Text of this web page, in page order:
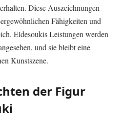
Diese Auszeichnungen
Fähigkeiten und
Eldesoukis Leistungen werden
und sie bleibt eine
Kunstszene.
der Figur